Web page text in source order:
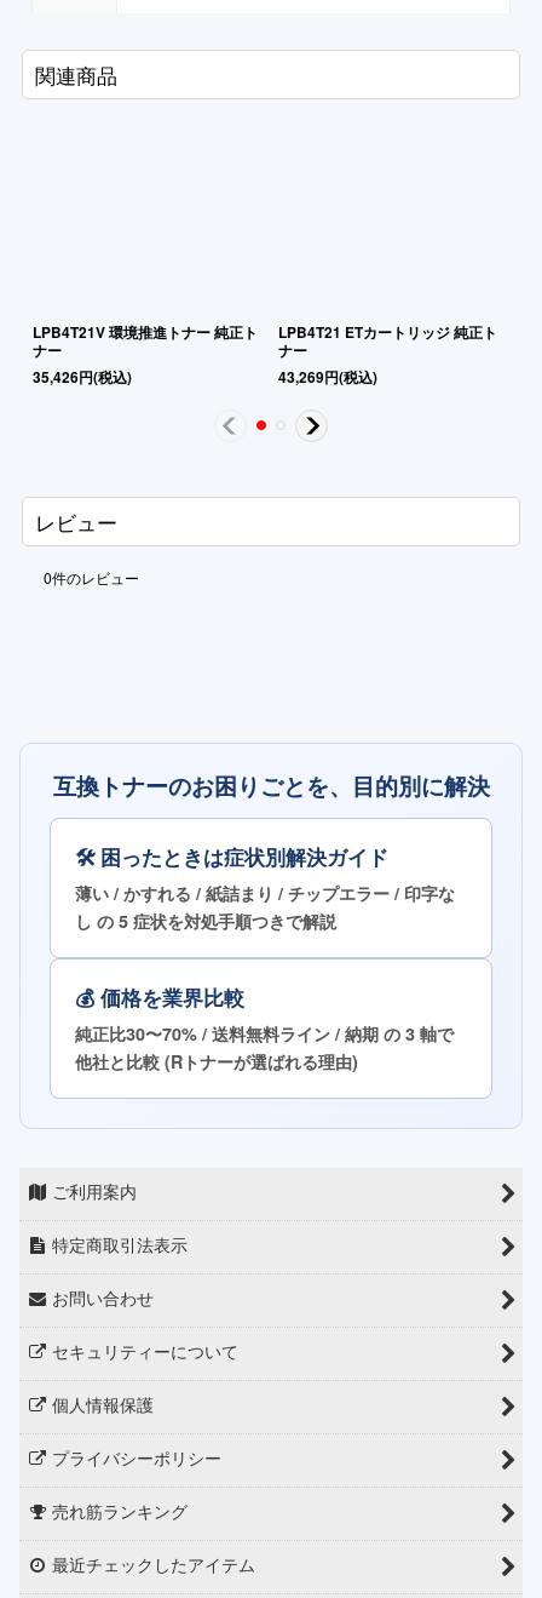
関連商品
LPB4T21V 環境推進トナー 純正ト
ナー
35,426円(税込)
LPB4T21 ETカートリッジ 純正ト
ナー
43,269円(税込)
レビュー
0件のレビュー
互換トナーのお困りごとを、目的別に解決
🛠 困ったときは症状別解決ガイド
薄い / かすれる / 紙詰まり / チップエラー / 印字な
し の 5 症状を対処手順つきで解説
💰 価格を業界比較
純正比30〜70% / 送料無料ライン / 納期 の 3 軸で
他社と比較 (Rトナーが選ばれる理由)
ご利用案内
特定商取引法表示
お問い合わせ
セキュリティーについて
個人情報保護
プライバシーポリシー
売れ筋ランキング
最近チェックしたアイテム